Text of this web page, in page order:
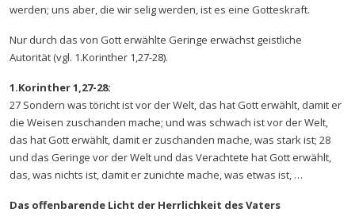
werden; uns aber, die wir selig werden, ist es eine Gotteskraft.
Nur durch das von Gott erwählte Geringe erwächst geistliche
Autorität (vgl. 1.Korinther 1,27-28).
1.Korinther 1,27-28:
27 Sondern was töricht ist vor der Welt, das hat Gott erwählt, damit er
die Weisen zuschanden mache; und was schwach ist vor der Welt,
das hat Gott erwählt, damit er zuschanden mache, was stark ist; 28
und das Geringe vor der Welt und das Verachtete hat Gott erwählt,
das, was nichts ist, damit er zunichte mache, was etwas ist, …
Das offenbarende Licht der Herrlichkeit des Vaters